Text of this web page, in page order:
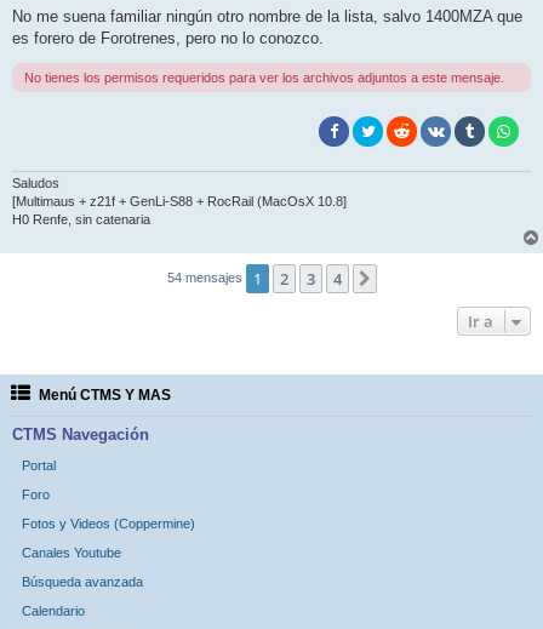
No me suena familiar ningún otro nombre de la lista, salvo 1400MZA que
es forero de Forotrenes, pero no lo conozco.
No tienes los permisos requeridos para ver los archivos adjuntos a este mensaje.
Saludos
[Multimaus + z21f + GenLi-S88 + RocRail (MacOsX 10.8]
H0 Renfe, sin catenaria
54 mensajes 1 2 3 4
Ir a
Menú CTMS Y MAS
CTMS Navegación
Portal
Foro
Fotos y Videos (Coppermine)
Canales Youtube
Búsqueda avanzada
Calendario